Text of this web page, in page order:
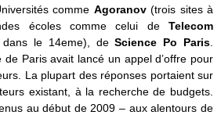
comme Agoranov(trois sites à
écoles comme celui de Telecom
dans le 14eme), deScience Po Paris
de Paris avait lancé un appel d’offre pour
La plupart des réponses portaient sur
existant, à la recherche de budgets.
au début de 2009 – aux alentours de